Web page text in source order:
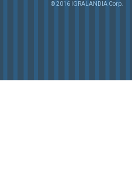
© 2016 IGRALANDIA Corp.